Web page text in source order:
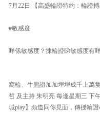
7月22日 【高盛輪證特約：輪證搏
#敏感度
咩係敏感度？揀輪證睇敏感度有
窩輪、牛熊證加加埋埋成千上萬
哲 及主持 朱明亮 每逢星期三 下
城play】頻道同你見面，傳授輪